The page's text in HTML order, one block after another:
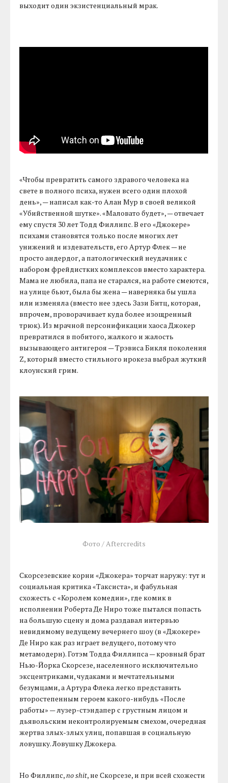
выходит один экзистенциальный мрак.
«Чтобы превратить самого здравого человека на
свете в полного психа, нужен всего один плохой
день», — написал как-то Алан Мур в своей великой
«Убийственной шутке». «Маловато будет», — отвечает
ему спустя 30 лет Тодд Филлипс. В его «Джокере»
психами становятся только после многих лет
унижений и издевательств, его Артур Флек — не
просто андердог, а патологический неудачник с
набором фрейдистких комплексов вместо характера.
Мама не любила, папа не старался, на работе смеются,
на улице бьют, была бы жена — наверняка бы ушла
или изменяла (вместо нее здесь Зази Битц, которая,
впрочем, проворачивает куда более изощренный
трюк). Из мрачной персонификации хаоса Джокер
превратился в побитого, жалкого и жалость
вызывающего антигероя — Трэвиса Бикля поколения
Z, который вместо стильного ирокеза выбрал жуткий
клоунский грим.
Фото / Aftercredits
Скорсезевские корни «Джокера» торчат наружу: тут и
социальная критика «Таксиста», и фабульная
схожесть с «Королем комедии», где комик в
исполнении Роберта Де Ниро тоже пытался попасть
на большую сцену и дома раздавал интервью
невидимому ведущему вечернего шоу (в «Джокере»
Де Ниро как раз играет ведущего, потому что
метамодерн). Готэм Тодда Филлипса — кровный брат
Нью-Йорка Скорсезе, населенного исключительно
эксцентриками, чудаками и мечтательными
безумцами, а Артура Флека легко представить
второстепенным героем какого-нибудь «После
работы» — лузер-стэндапер с грустным лицом и
дьявольским неконтролируемым смехом, очередная
жертва злых-злых улиц, попавшая в социальную
ловушку. Ловушку Джокера.
Но Филлипс, no shit, не Скорсезе, и при всей схожести